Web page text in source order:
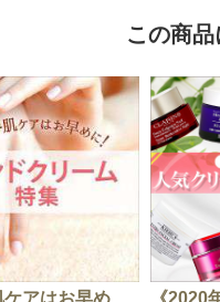
この商
ケアはお早め 《2020